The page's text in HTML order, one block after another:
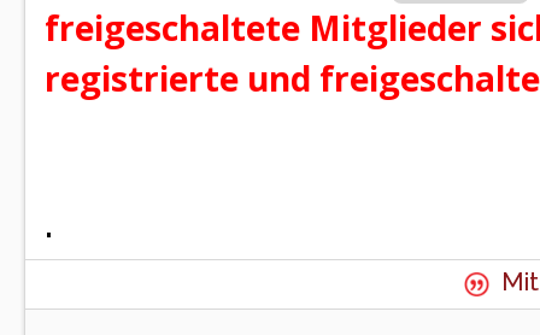
freigeschaltete Mitglieder
registrierte und
.